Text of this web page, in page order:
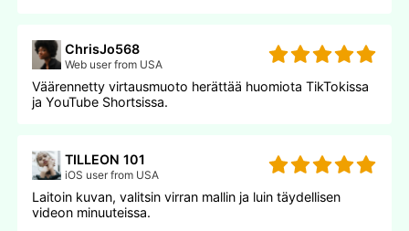
ChrisJo568
Web user from USA
Väärennetty virtausmuoto herättää huomiota TikTokissa
ja YouTube Shortsissa.
TILLEON 101
iOS user from USA
Laitoin kuvan, valitsin virran mallin ja luin täydellisen
videon minuuteissa.